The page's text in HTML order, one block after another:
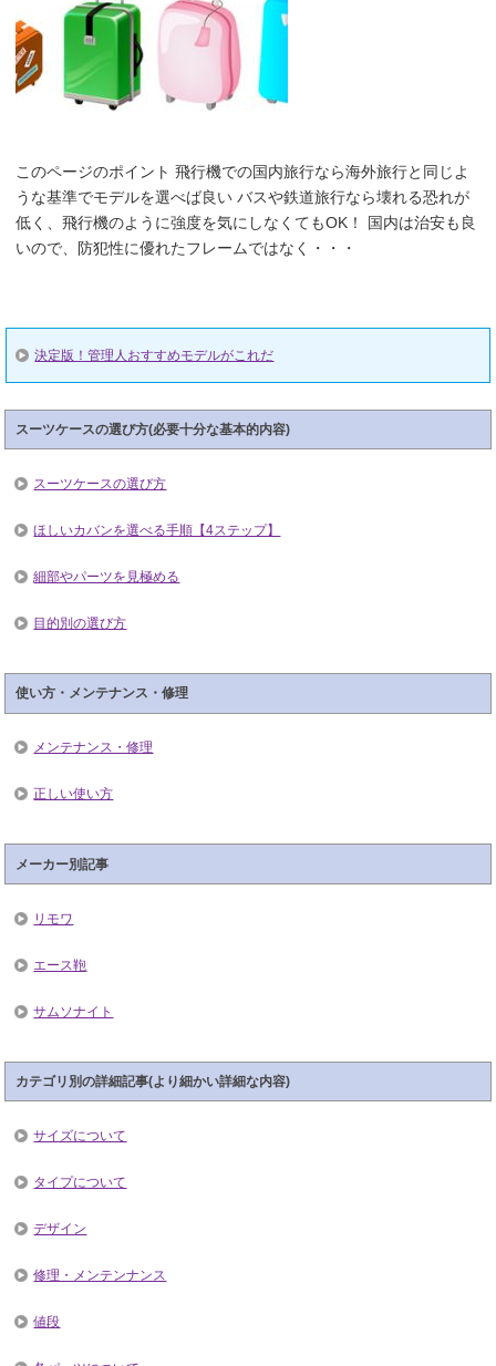
このページのポイント 飛行機での国内旅行なら海外旅行と同じよ
うな基準でモデルを選べば良い バスや鉄道旅行なら壊れる恐れが
低く、飛行機のように強度を気にしなくてもOK！ 国内は治安も良
いので、防犯性に優れたフレームではなく・・・
決定版！管理人おすすめモデルがこれだ
スーツケースの選び方(必要十分な基本的内容)
スーツケースの選び方
ほしいカバンを選べる手順【4ステップ】
細部やパーツを見極める
目的別の選び方
使い方・メンテナンス・修理
メンテナンス・修理
正しい使い方
メーカー別記事
リモワ
エース鞄
サムソナイト
カテゴリ別の詳細記事(より細かい詳細な内容)
サイズについて
タイプについて
デザイン
修理・メンテンナンス
値段